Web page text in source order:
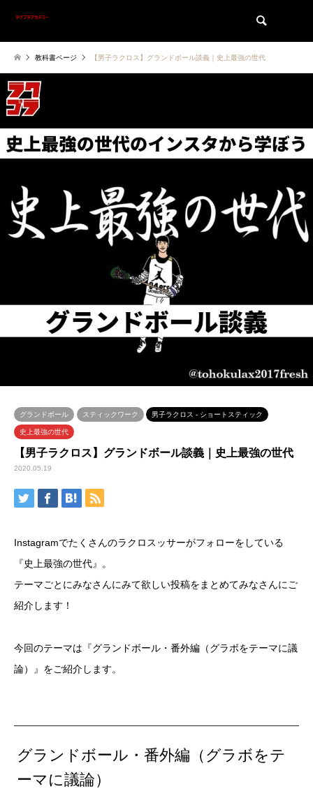
教科書ページ 【男子ラクロス】グランドボール談義｜史上最強の世代
グランドボール スティックワーク 男子ラクロス - ショートスティック
史上最強の世代
【男子ラクロス】グランドボール談義｜史上最強の世代
2020.05.19
Instagramでたくさんのラクロスッサーがフォローをしている
『史上最強の世代』。
テーマごとにみなさんにみて欲しい投稿をまとめてみなさんにご
紹介します！
今回のテーマは『グランドボール・番外編（グラボをテーマに議
論）』をご紹介します。
グランドボール・番外編（グラボをテ
ーマに議論）